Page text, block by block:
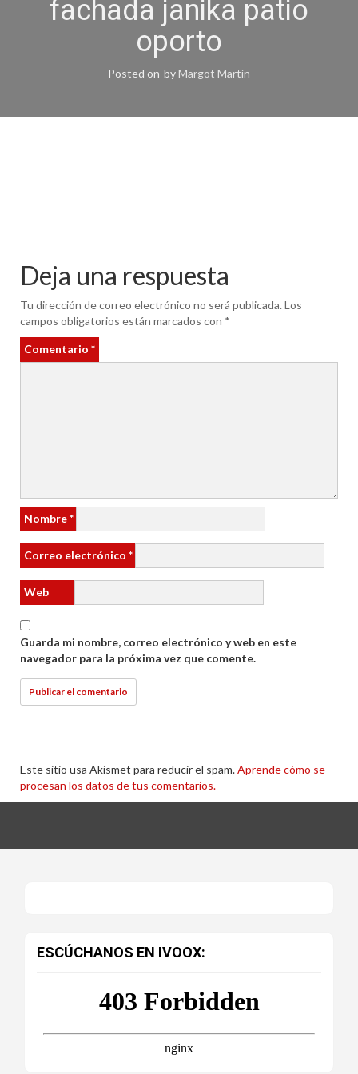
fachada janika patio
oporto
Posted on byMargot Martín
Deja una respuesta
Tu dirección de correo electrónico no será publicada.Los
campos obligatorios están marcados con *
Comentario *
Nombre*
Correo electrónico *
Web
Guarda mi nombre, correo electrónico y web en este
navegador para la próxima vez que comente.
Este sitio usa Akismet para reducir el spam.Aprende cómo se
procesan los datos de tus comentarios.
ESCÚCHANOS EN IVOOX: